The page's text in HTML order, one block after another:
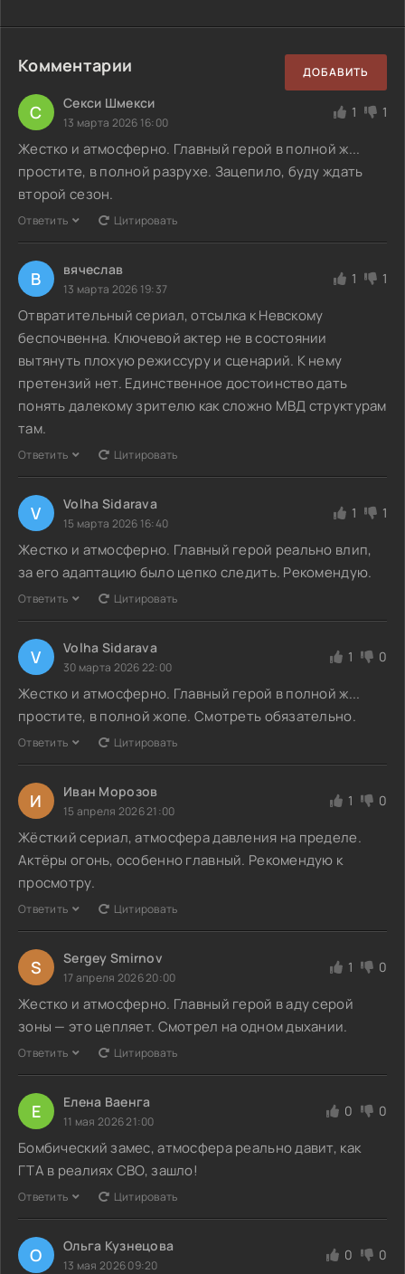
Комментарии ДОБАВИТЬ
С Секси Шмекси
13 марта 2026 16:00
1 1
Жестко и атмосферно. Главный герой в полной ж...
простите, в полной разрухе. Зацепило, буду ждать
второй сезон.
Ответить Цитировать
В вячеслав
13 марта 2026 19:37
1 1
Отвратительный сериал, отсылка к Невскому
беспочвенна. Ключевой актер не в состоянии
вытянуть плохую режиссуру и сценарий. К нему
претензий нет. Единственное достоинство дать
понять далекому зрителю как сложно МВД структурам
там.
Ответить Цитировать
V Volha Sidarava
15 марта 2026 16:40
1 1
Жестко и атмосферно. Главный герой реально влип,
за его адаптацию было цепко следить. Рекомендую.
Ответить Цитировать
V Volha Sidarava
30 марта 2026 22:00
1 0
Жестко и атмосферно. Главный герой в полной ж...
простите, в полной жопе. Смотреть обязательно.
Ответить Цитировать
И Иван Морозов
15 апреля 2026 21:00
1 0
Жёсткий сериал, атмосфера давления на пределе.
Актёры огонь, особенно главный. Рекомендую к
просмотру.
Ответить Цитировать
S Sergey Smirnov
17 апреля 2026 20:00
1 0
Жестко и атмосферно. Главный герой в аду серой
зоны — это цепляет. Смотрел на одном дыхании.
Ответить Цитировать
Е Елена Ваенга
11 мая 2026 21:00
0 0
Бомбический замес, атмосфера реально давит, как
ГТА в реалиях СВО, зашло!
Ответить Цитировать
О Ольга Кузнецова
13 мая 2026 09:20
0 0